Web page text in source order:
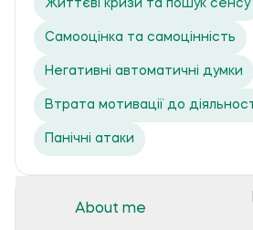
Життєві кризи та пошук сенсу
Самооцінка та самоцінність
Негативні автоматичні думки
Втрата мотивації до
Панічні атаки
About me